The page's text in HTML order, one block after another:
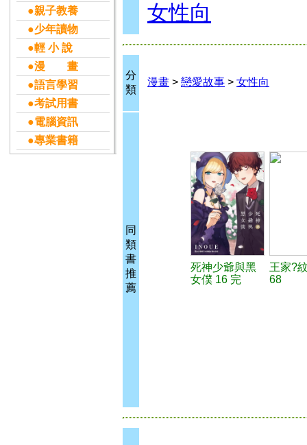
●親子教養
●少年讀物
●輕 小 說
●漫 畫
●語言學習
●考試用書
●電腦資訊
●專業書籍
女性向
分
類
漫畫 > 戀愛故事 > 女性向
同
類
書
推
薦
死神少爺與黑
女僕 16 完
王家?
68